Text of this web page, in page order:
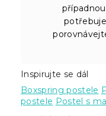
Inspirujte se dál
Boxspring postele
postele Postel s